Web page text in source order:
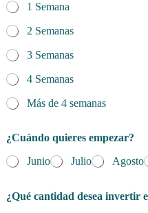
1 Semana
2 Semanas
3 Semanas
4 Semanas
Más de 4 semanas
¿Cuándo quieres empezar?
Junio
Julio Agosto
¿Qué cantidad desea invertir